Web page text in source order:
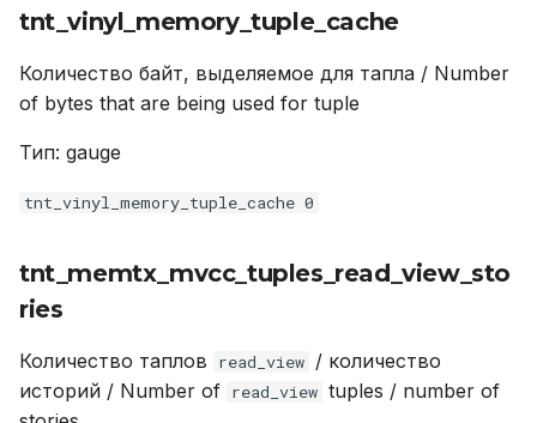
tnt_fiber_csw
tnt_slab_quota_size
tnt_vinyl_tx_commit
tnt_slab_items_size
tnt_vinyl_memory_tuple_cache
Количество байт, выделяемое для тапла / Number
of bytes that are being used for tuple
Тип: gauge
tnt_vinyl_memory_tuple_cache 0
tnt_memtx_mvcc_tuples_read_view_sto
ries
Количество таплов read_view / количество
историй / Number of read_view tuples / number of